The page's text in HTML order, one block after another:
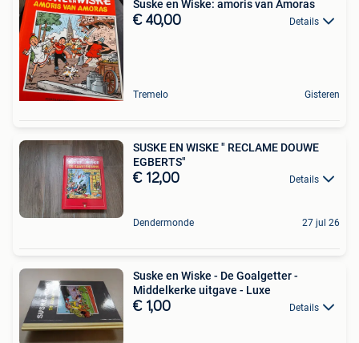
Suske en Wiske: amoris van Amoras
€ 40,00 Details
Tremelo Gisteren
SUSKE EN WISKE " RECLAME DOUWE
EGBERTS"
€ 12,00 Details
Dendermonde 27 jul 26
Suske en Wiske - De Goalgetter -
Middelkerke uitgave - Luxe
€ 1,00 Details